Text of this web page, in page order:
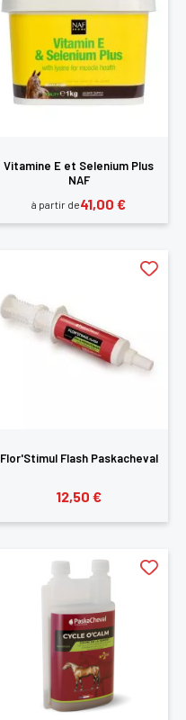
Vitamine E et Selenium Plus
NAF
à partir de41,00 €
Flor'Stimul Flash Paskacheval
12,50 €